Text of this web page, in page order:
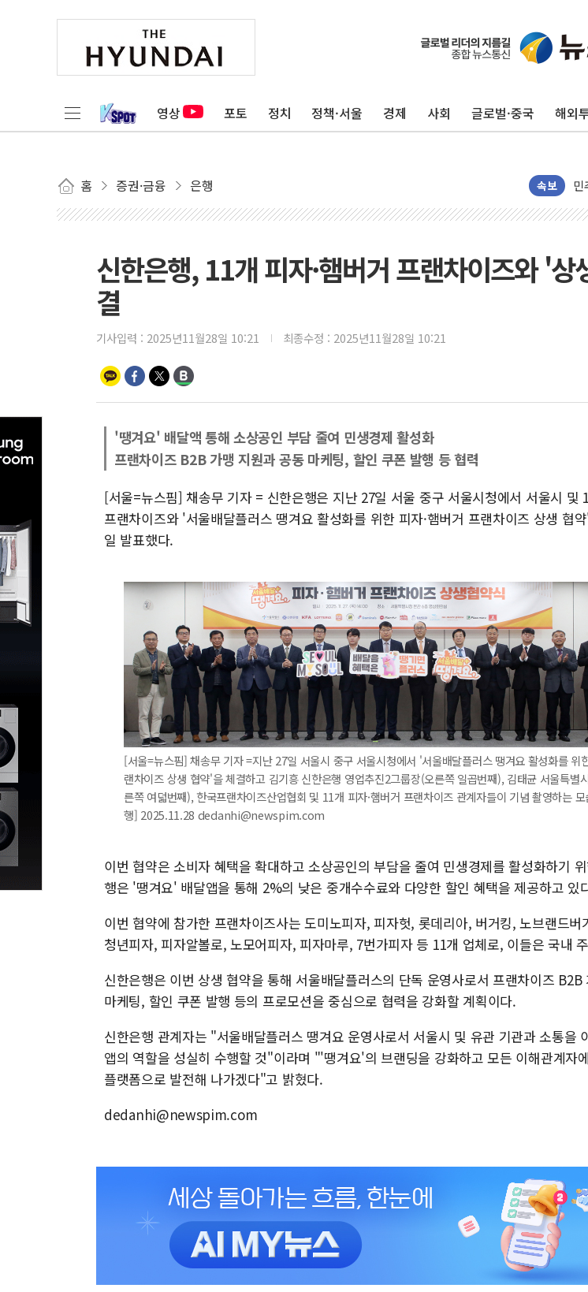
영상 포토 정치 정책·서울 경제 사회 글로벌·중국 해외
홈 증권·금융 은행 속보
상
[
인
김
[
[
인
'
신한은행, 11개 피자·햄버거 프랜차이즈와 '상
결
기사입력 : 2025년11월28일 10:21 최종수정 : 2025년11월28일 10:21
'땡겨요' 배달액 통해 소상공인 부담 줄여 민생경제 활성화
프랜차이즈 B2B 가맹 지원과 공동 마케팅, 할인 쿠폰 발행 등 협력
[서울=뉴스핌] 채송무 기자 = 신한은행은 지난 27일 서울 중구 서울시청에서 서울시 및
프랜차이즈와 '서울배달플러스 땡겨요 활성화를 위한 피자·햄버거 프랜차이즈 상생 협
일 발표했다.
[서울=뉴스핌] 채송무 기자 =지난 27일 서울시 중구 서울시청에서 '서울배달플러스 땡겨요 활성화를 위
랜차이즈 상생 협약'을 체결하고 김기흥 신한은행 영업추진2그룹장(오른쪽 일곱번째), 김태균 서울특별
른쪽 여덟번째), 한국프랜차이즈산업협회 및 11개 피자·햄버거 프랜차이즈 관계자들이 기념 촬영하는
행] 2025.11.28 dedanhi@newspim.com
이번 협약은 소비자 혜택을 확대하고 소상공인의 부담을 줄여 민생경제를 활성화하기
행은 '땡겨요' 배달앱을 통해 2%의 낮은 중개수수료와 다양한 할인 혜택을 제공하고 있
이번 협약에 참가한 프랜차이즈사는 도미노피자, 피자헛, 롯데리아, 버거킹, 노브랜드버
청년피자, 피자알볼로, 노모어피자, 피자마루, 7번가피자 등 11개 업체로, 이들은 국내
신한은행은 이번 상생 협약을 통해 서울배달플러스의 단독 운영사로서 프랜차이즈 B2B
마케팅, 할인 쿠폰 발행 등의 프로모션을 중심으로 협력을 강화할 계획이다.
신한은행 관계자는 "서울배달플러스 땡겨요 운영사로서 서울시 및 유관 기관과 소통을
앱의 역할을 성실히 수행할 것"이라며 "'땡겨요'의 브랜딩을 강화하고 모든 이해관계자
플랫폼으로 발전해 나가겠다"고 밝혔다.
dedanhi@newspim.com